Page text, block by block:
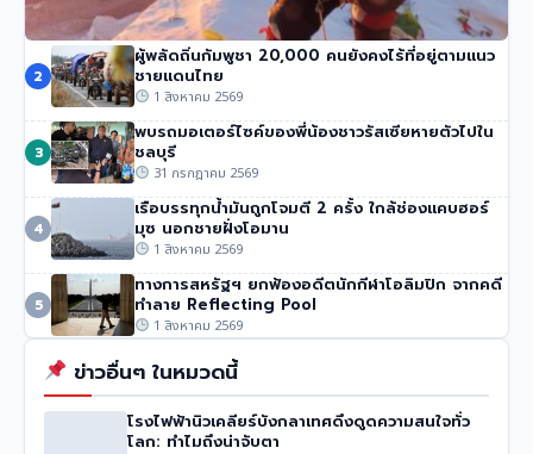
นักปีนเขาชื่อดัง นิมมัล ปูร์จา เสียชีวิตในหิมะถล่มปากีสถาน
48 วิว• 1 สิงหาคม 2569
2
ผู้พลัดถิ่นกัมพูชา 20,000 คนยังคงไร้ที่อยู่ตามแนว
ชายแดนไทย
1 สิงหาคม 2569
3
พบรถมอเตอร์ไซค์ของพี่น้องชาวรัสเซียหายตัวไปใน
ชลบุรี
31 กรกฎาคม 2569
4
เรือบรรทุกน้ำมันถูกโจมตี 2 ครั้ง ใกล้ช่องแคบฮอร์
มุซ นอกชายฝั่งโอมาน
1 สิงหาคม 2569
5
ทางการสหรัฐฯ ยกฟ้องอดีตนักกีฬาโอลิมปิก จากคดี
ทำลาย Reflecting Pool
1 สิงหาคม 2569
ข่าวอื่นๆ ในหมวดนี้
โรงไฟฟ้านิวเคลียร์บังกลาเทศดึงดูดความสนใจทั่ว
โลก: ทำไมถึงน่าจับตา